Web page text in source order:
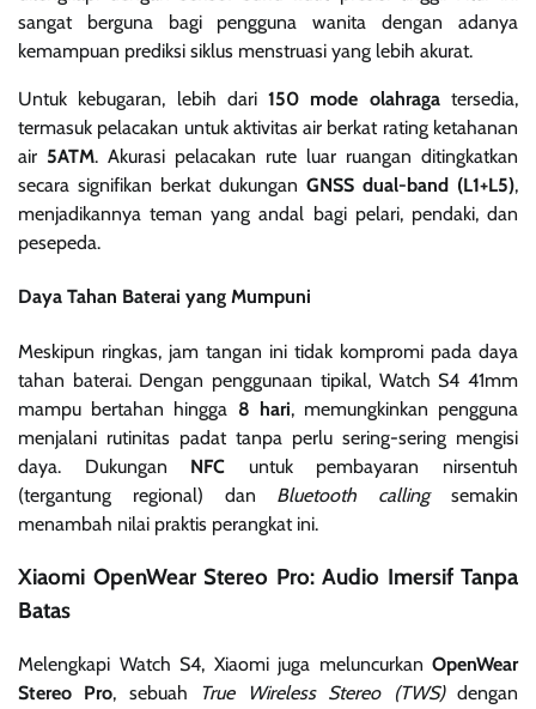
sangat berguna bagi pengguna wanita dengan adanya
kemampuan prediksi siklus menstruasi yang lebih akurat.
Untuk kebugaran, lebih dari150 mode olahragatersedia,
termasuk pelacakan untuk aktivitas air berkat rating ketahanan
air 5ATM. Akurasi pelacakan rute luar ruangan ditingkatkan
secara signifikan berkat dukungan GNSS dual-band (L1+L5),
menjadikannya teman yang andal bagi pelari, pendaki, dan
pesepeda.
Daya Tahan Baterai yang Mumpuni
Meskipun ringkas, jam tangan ini tidak kompromi pada daya
tahan baterai. Dengan penggunaan tipikal, Watch S4 41mm
mampu bertahan hingga 8 hari, memungkinkan pengguna
menjalani rutinitas padat tanpa perlu sering-sering mengisi
daya. Dukungan NFC untuk pembayaran nirsentuh
(tergantung regional) dan Bluetooth callingsemakin
menambah nilai praktis perangkat ini.
Xiaomi OpenWear Stereo Pro: Audio Imersif Tanpa
Batas
Melengkapi Watch S4, Xiaomi juga meluncurkan OpenWear
Stereo Pro, sebuah True Wireless Stereo (TWS)dengan